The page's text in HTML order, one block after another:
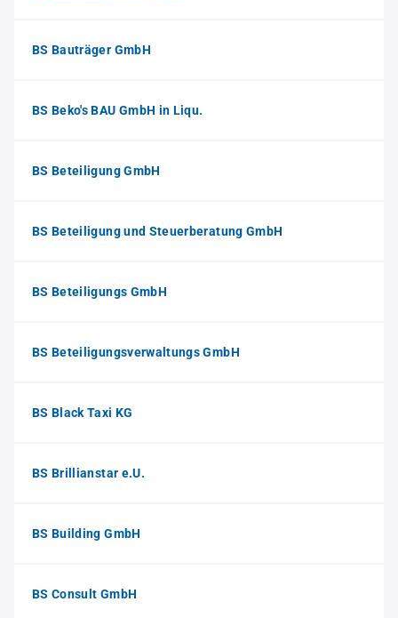
BS Bauträger GmbH
BS Beko's BAU GmbH in Liqu.
BS Beteiligung GmbH
BS Beteiligung und Steuerberatung GmbH
BS Beteiligungs GmbH
BS Beteiligungsverwaltungs GmbH
BS Black Taxi KG
BS Brillianstar e.U.
BS Building GmbH
BS Consult GmbH